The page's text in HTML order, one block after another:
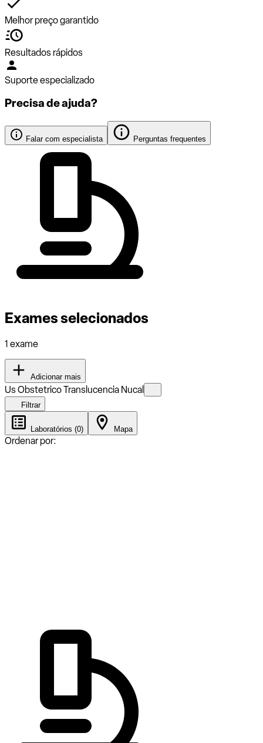
Melhor preço garantido
Resultados rápidos
Suporte especializado
Precisa de ajuda?
Falar com especialista Perguntas frequentes
Exames selecionados
1 exame
Adicionar mais
Us Obstetrico Translucencia Nucal
Filtrar
Laboratórios (0) Mapa
Ordenar por: